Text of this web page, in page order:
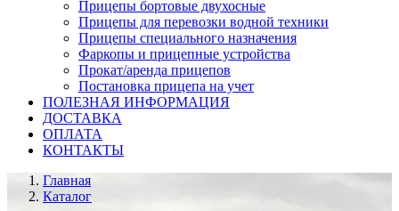
Прицепы бортовые двухосные
Прицепы для перевозки водной техники
Прицепы специального назначения
Фаркопы и прицепные устройства
Прокат/аренда прицепов
Постановка прицепа на учет
ПОЛЕЗНАЯ ИНФОРМАЦИЯ
ДОСТАВКА
ОПЛАТА
КОНТАКТЫ
Главная
Каталог